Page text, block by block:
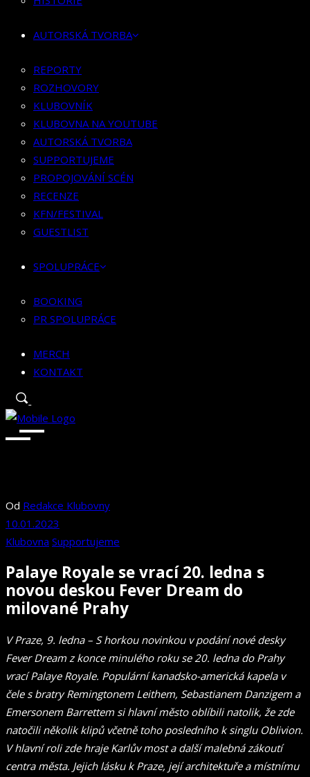
KLUBOVNA NA YOUTUBE
SUPPORTUJEME
PROPOJOVÁNÍ SCÉN
RECENZE
KFN/FESTIVAL
GUESTLIST
SPOLUPRÁCE
BOOKING
PR SPOLUPRÁCE
MERCH
AUTORSKÁ TVORBA
REPORTY
ROZHOVORY
KLUBOVNÍK
KLUBOVNA NA YOUTUBE
AUTORSKÁ TVORBA
SUPPORTUJEME
PROPOJOVÁNÍ SCÉN
RECENZE
KFN/FESTIVAL
GUESTLIST
SPOLUPRÁCE
BOOKING
PR SPOLUPRÁCE
MERCH
KONTAKT
Od Redakce Klubovny
10.01.2023
Klubovna Supportujeme
Palaye Royale se vrací 20. ledna s
novou deskou Fever Dream do
milované Prahy
V Praze, 9. ledna – S horkou novinkou v podání nové desky
Fever Dream z konce minulého roku se 20. ledna do Prahy
vrací Palaye Royale. Populární kanadsko-americká kapela v
čele s bratry Remingtonem Leithem, Sebastianem Danzigem a
Emersonem Barrettem si hlavní město oblíbili natolik, že zde
natočili několik klipů včetně toho posledního k singlu Oblivion.
V hlavní roli zde hraje Karlův most a další malebná zákoutí
centra města. Jejich lásku k Praze, její architektuře a místnímu